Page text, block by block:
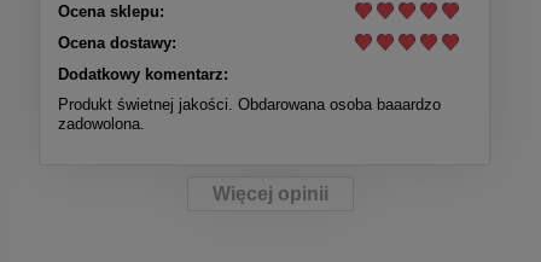
Ocena sklepu:
Ocena dostawy:
Dodatkowy komentarz:
Produkt świetnej jakości. Obdarowana osoba baaardzo
zadowolona.
Więcej opinii